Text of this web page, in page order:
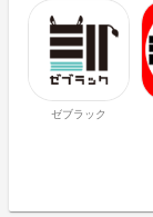
ゼブラック